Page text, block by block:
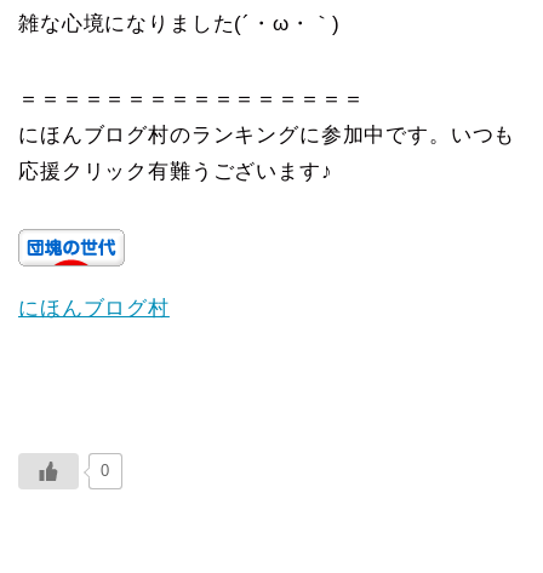
雑な心境になりました(´・ω・｀)
＝＝＝＝＝＝＝＝＝＝＝＝＝＝＝＝
にほんブログ村のランキングに参加中です。いつも
応援クリック有難うございます♪
にほんブログ村
0